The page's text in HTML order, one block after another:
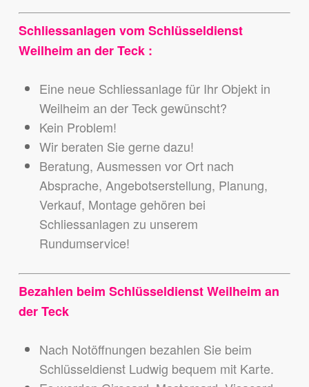
Schliessanlagen vom Schlüsseldienst
Weilheim an der Teck :
Eine neue Schliessanlage für Ihr Objekt in
Weilheim an der Teck gewünscht?
Kein Problem!
Wir beraten Sie gerne dazu!
Beratung, Ausmessen vor Ort nach
Absprache, Angebotserstellung, Planung,
Verkauf, Montage gehören bei
Schliessanlagen zu unserem
Rundumservice!
Bezahlen beim Schlüsseldienst Weilheim an
der Teck
Nach Notöffnungen bezahlen Sie beim
Schlüsseldienst Ludwig bequem mit Karte.